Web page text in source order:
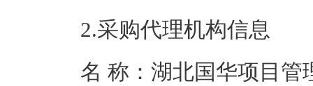
2.采购代理机构信息
名 称：湖北国华项目管